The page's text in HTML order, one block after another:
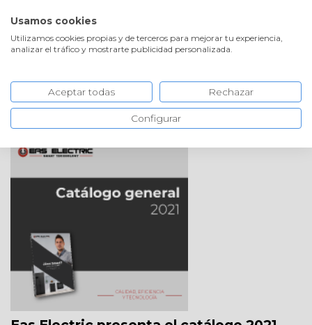
Notas de prensa
Usamos cookies
Utilizamos cookies propias y de terceros para mejorar tu experiencia,
analizar el tráfico y mostrarte publicidad personalizada.
Aceptar todas Rechazar
Configurar